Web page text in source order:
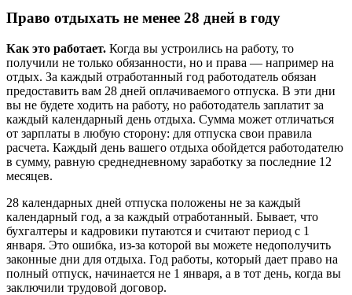
Право отдыхать не менее 28 дней в году
Как это работает. Когда вы устроились на работу, то
получили не только обязанности, но и права — например на
отдых. За каждый отработанный год работодатель обязан
предоставить вам 28 дней оплачиваемого отпуска. В эти дни
вы не будете ходить на работу, но работодатель заплатит за
каждый календарный день отдыха. Сумма может отличаться
от зарплаты в любую сторону: для отпуска свои правила
расчета. Каждый день вашего отдыха обойдется работодателю
в сумму, равную среднедневному заработку за последние 12
месяцев.
28 календарных дней отпуска положены не за каждый
календарный год, а за каждый отработанный. Бывает, что
бухгалтеры и кадровики путаются и считают период с 1
января. Это ошибка, из-за которой вы можете недополучить
законные дни для отдыха. Год работы, который дает право на
полный отпуск, начинается не 1 января, а в тот день, когда вы
заключили трудовой договор.